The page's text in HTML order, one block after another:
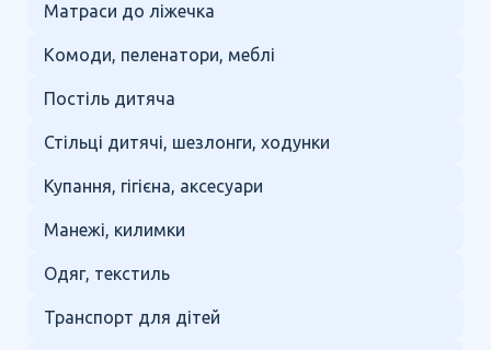
Матраси до ліжечка
Комоди, пеленатори, меблі
Постіль дитяча
Стільці дитячі, шезлонги, ходунки
Купання, гігієна, аксесуари
Манежі, килимки
Одяг, текстиль
Транспорт для дітей